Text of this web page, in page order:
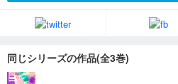
同じシリーズの作品(全3巻)